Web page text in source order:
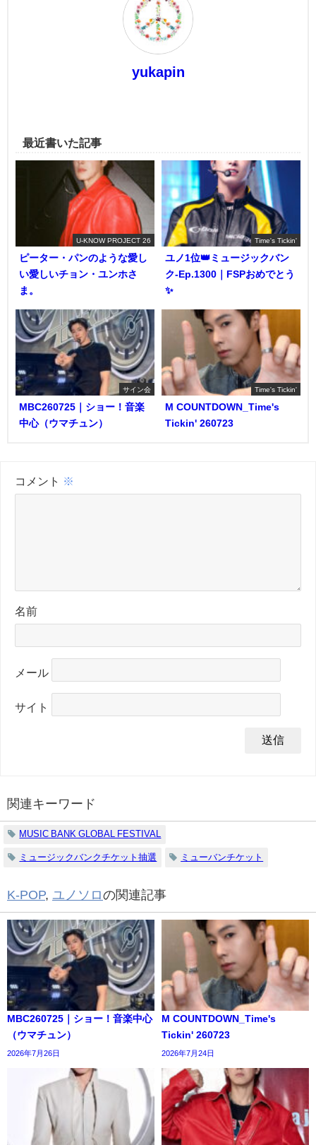
yukapin
最近書いた記事
U-KNOW PROJECT 26
ピーター・パンのような愛し
い愛しいチョン・ユンホさ
ま。
Time's Tickin'
ユノ1位👑ミュージックバン
ク-Ep.1300｜FSPおめでとう
✨️
サイン会
MBC260725｜ショー！音楽
中心（ウマチュン）
Time's Tickin'
M COUNTDOWN_Time's
Tickin' 260723
コメント ※
名前
メール
サイト
関連キーワード
MUSIC BANK GLOBAL FESTIVAL
ミュージックバンクチケット抽選 ミューバンチケット
K-POP, ユノソロの関連記事
MBC260725｜ショー！音楽中心
（ウマチュン）
2026年7月26日
M COUNTDOWN_Time's
Tickin' 260723
2026年7月24日